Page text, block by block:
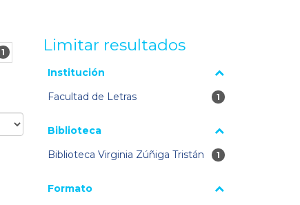
1 Limitar resultados
La página se volverá a cargar cuando se seleccione o
Institución
Facultad de Letras
1 resultados
1
Biblioteca
Biblioteca Virginia Zúñiga Tristán
1 resultados
1
Formato